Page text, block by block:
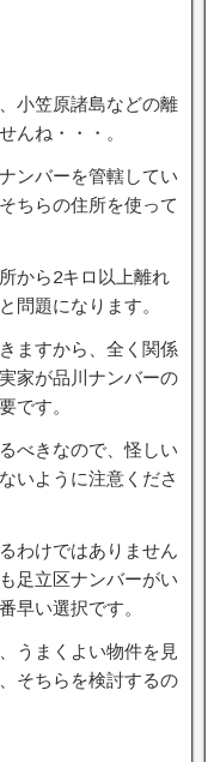
小笠原諸島などの離
んね・・・。
ンバーを管轄してい
ちらの住所を使って
から2キロ以上離れ
問題になります。
ますから、全く関係
家が品川ナンバーの
です。
べきなので、怪しい
いように注意くださ
わけではありません
足立区ナンバーがい
早い選択です。
うまくよい物件を見
そちらを検討するの